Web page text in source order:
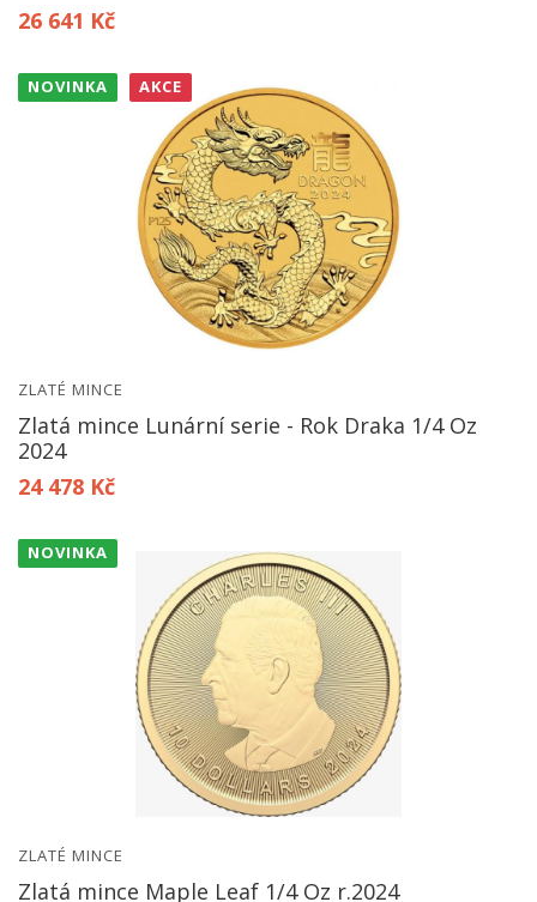
26 641 Kč
NOVINKA AKCE
ZLATÉ MINCE
Zlatá mince Lunární serie - Rok Draka 1/4 Oz
2024
24 478 Kč
NOVINKA
ZLATÉ MINCE
Zlatá mince Maple Leaf 1/4 Oz r.2024